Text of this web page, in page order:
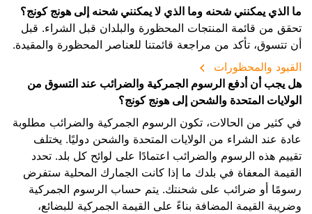
ما الذي يمكنني شحنه وما الذي لا يمكنني شحنه إلى هونج كونج؟
تحقق من قائمة المنتجات المحظورة والبلدان قبل الشراء. قبل
أن تتسوق، تأكد من مراجعة قائمتنا للعناصر المحظورة والمقيدة.
القيود والمحظورات
هل يجب أن أدفع الرسوم الجمركية والضرائب عند التسوق من
الولايات المتحدة والشحن إلى هونج كونج؟
في كثير من الحالات، تكون الرسوم الجمركية والضرائب مطلوبة
عادة عند الشراء من الولايات المتحدة والشحن دوليًا. يختلف
تقييم هذه الرسوم والضرائب اعتمادًا على لوائح كل بلد. تحدد
القيمة المعفاة في بلدك ما إذا كانت الجمارك المحلية ستفرض
رسومًا أو ضرائب على شحنتك. يتم حساب الرسوم الجمركية
وضريبة القيمة المضافة بناءً على القيمة الجمركية للبضائع،